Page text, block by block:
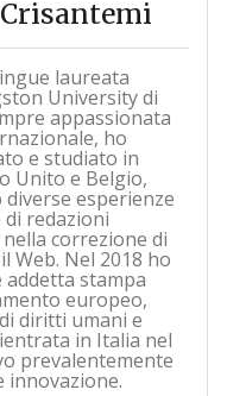
laureata
University di
appassionata
ho
e studiato in
Unito e Belgio,
esperienze
redazioni
correzione di
Web. Nel 2018 ho
addetta stampa
europeo,
diritti umani e
in Italia nel
prevalentemente
innovazione.